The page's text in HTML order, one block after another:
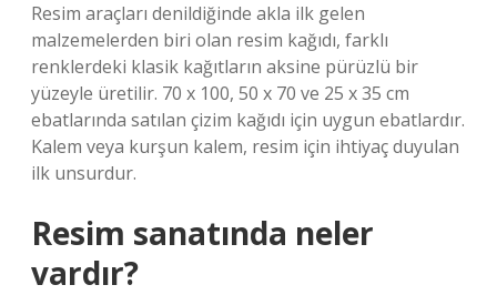
Resim araçları denildiğinde akla ilk gelen
malzemelerden biri olan resim kağıdı, farklı
renklerdeki klasik kağıtların aksine pürüzlü bir
yüzeyle üretilir. 70 x 100, 50 x 70 ve 25 x 35 cm
ebatlarında satılan çizim kağıdı için uygun ebatlardır.
Kalem veya kurşun kalem, resim için ihtiyaç duyulan
ilk unsurdur.
Resim sanatında neler
vardır?